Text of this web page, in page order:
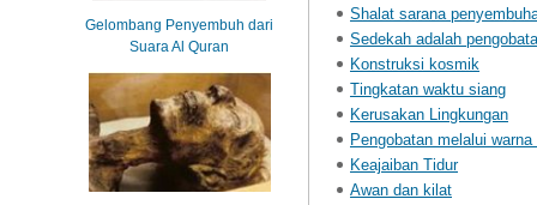
Shalat sarana
Sedekah adalah
Konstruksi kosmik
Tingkatan waktu siang
Kerusakan Lingkungan
Pengobatan melalui warna
Keajaiban Tidur
Awan dan kilat
Gelombang Penyembuh dari
Suara Al Quran